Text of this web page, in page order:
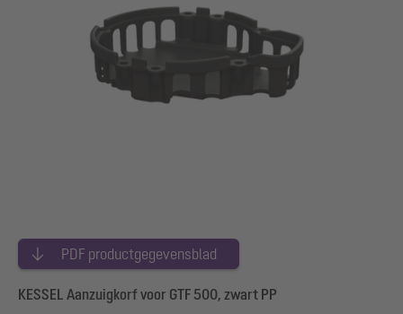
PDF productgegevensblad
KESSEL Aanzuigkorf voor GTF 500, zwart PP